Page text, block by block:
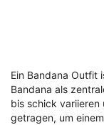
Ein Bandana Outfit
Bandana als
bis schick variieren
getragen, um